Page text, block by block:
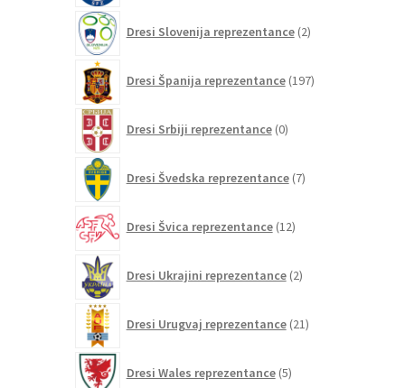
Dresi Slovenija reprezentance 2izdelka
Dresi Španija reprezentance 197izdelkov
Dresi Srbiji reprezentance 0izdelkov
Dresi Švedska reprezentance 7izdelkov
Dresi Švica reprezentance 12izdelkov
Dresi Ukrajini reprezentance 2izdelka
Dresi Urugvaj reprezentance 21izdelkov
Dresi Wales reprezentance 5izdelkov